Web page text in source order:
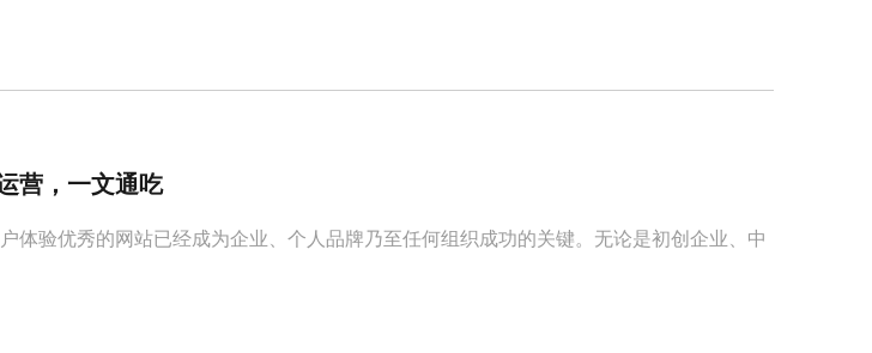
营，一文通吃
体验优秀的网站已经成为企业、个人品牌乃至任何组织成功的关键。无论是初创企业、中